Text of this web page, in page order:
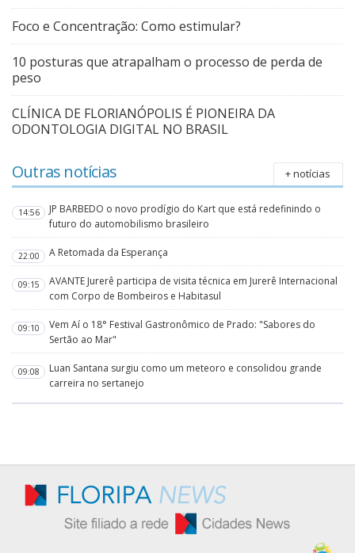
Foco e Concentração: Como estimular?
10 posturas que atrapalham o processo de perda de
peso
CLÍNICA DE FLORIANÓPOLIS É PIONEIRA DA
ODONTOLOGIA DIGITAL NO BRASIL
Outras notícias + notícias
14:56
JP BARBEDO o novo prodígio do Kart que está redefinindo o
futuro do automobilismo brasileiro
22:00 A Retomada da Esperança
09:15
AVANTE Jurerê participa de visita técnica em Jurerê Internacional
com Corpo de Bombeiros e Habitasul
09:10
Vem Aí o 18° Festival Gastronômico de Prado: "Sabores do
Sertão ao Mar"
09:08
Luan Santana surgiu como um meteoro e consolidou grande
carreira no sertanejo